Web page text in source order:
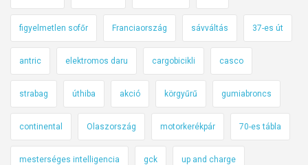
figyelmetlen sofőr Franciaország sávváltás 37-es út
antric elektromos daru cargobicikli casco
strabag úthiba akció körgyűrű gumiabroncs
continental Olaszország motorkerékpár 70-es tábla
mesterséges intelligencia gck up and charge